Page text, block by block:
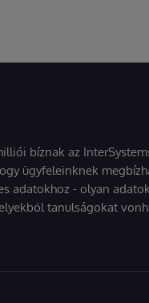
bíznak az
ügyfeleinknek
adatokhoz - olyan
tanulságokat